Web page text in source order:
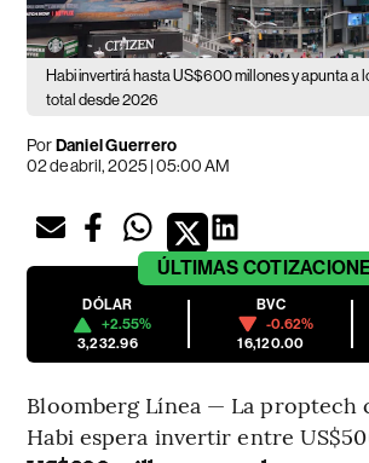
Habi invertirá hasta US$600 millones y apunta a
total desde 2026
PorDaniel Guerrero
02 de abril, 2025 | 05:00 AM
ÚLTIMAS
DÓLAR
+2.55%
3,232.96
BVC
-0.62%
16,120.00
Bloomberg Línea — La proptech
Habi espera invertir entre